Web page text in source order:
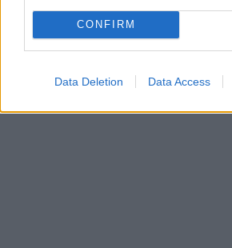
CONFIRM
Data Deletion Data Access
νοσοκόμα